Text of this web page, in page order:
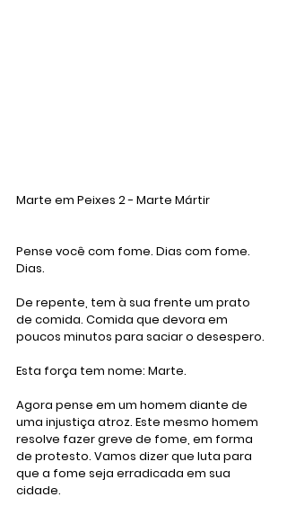
Marte em Peixes 2 - Marte Mártir
Pense você com fome. Dias com fome.
Dias.
De repente, tem à sua frente um prato
de comida. Comida que devora em
poucos minutos para saciar o desespero.
Esta força tem nome: Marte.
Agora pense em um homem diante de
uma injustiça atroz. Este mesmo homem
resolve fazer greve de fome, em forma
de protesto. Vamos dizer que luta para
que a fome seja erradicada em sua
cidade.